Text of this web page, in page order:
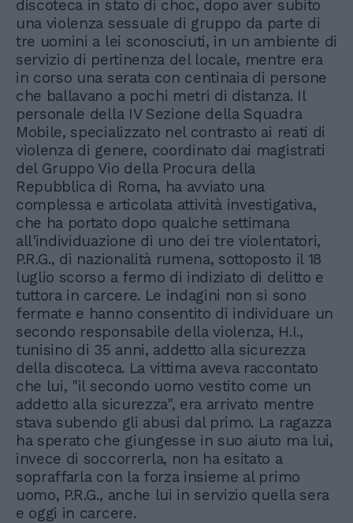
discoteca in stato di choc, dopo aver subito
una violenza sessuale di gruppo da parte di
tre uomini a lei sconosciuti, in un ambiente di
servizio di pertinenza del locale, mentre era
in corso una serata con centinaia di persone
che ballavano a pochi metri di distanza. Il
personale della IV Sezione della Squadra
Mobile, specializzato nel contrasto ai reati di
violenza di genere, coordinato dai magistrati
del Gruppo Vio della Procura della
Repubblica di Roma, ha avviato una
complessa e articolata attività investigativa,
che ha portato dopo qualche settimana
all'individuazione di uno dei tre violentatori,
P.R.G., di nazionalità rumena, sottoposto il 18
luglio scorso a fermo di indiziato di delitto e
tuttora in carcere. Le indagini non si sono
fermate e hanno consentito di individuare un
secondo responsabile della violenza, H.I.,
tunisino di 35 anni, addetto alla sicurezza
della discoteca. La vittima aveva raccontato
che lui, "il secondo uomo vestito come un
addetto alla sicurezza", era arrivato mentre
stava subendo gli abusi dal primo. La ragazza
ha sperato che giungesse in suo aiuto ma lui,
invece di soccorrerla, non ha esitato a
sopraffarla con la forza insieme al primo
uomo, P.R.G., anche lui in servizio quella sera
e oggi in carcere.